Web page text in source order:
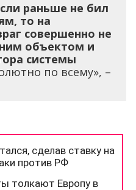
раньше не бил
то на
совершенно не
объектом и
системы
по всему», –